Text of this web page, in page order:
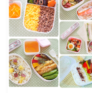
豚肉料理
牛肉料理
ひき肉料理